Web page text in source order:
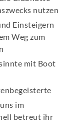
nutzen
Einsteigern
Weg zum
mit Boot
im
betreut ihr